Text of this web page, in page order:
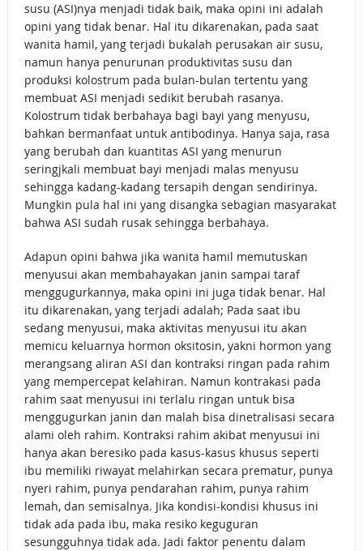
susu (ASI)nya menjadi tidak baik, maka opini ini adalah
opini yang tidak benar. Hal itu dikarenakan, pada saat
wanita hamil, yang terjadi bukalah perusakan air susu,
namun hanya penurunan produktivitas susu dan
produksi kolostrum pada bulan-bulan tertentu yang
membuat ASI menjadi sedikit berubah rasanya.
Kolostrum tidak berbahaya bagi bayi yang menyusu,
bahkan bermanfaat untuk antibodinya. Hanya saja, rasa
yang berubah dan kuantitas ASI yang menurun
seringjkali membuat bayi menjadi malas menyusu
sehingga kadang-kadang tersapih dengan sendirinya.
Mungkin pula hal ini yang disangka sebagian masyarakat
bahwa ASI sudah rusak sehingga berbahaya.
Adapun opini bahwa jika wanita hamil memutuskan
menyusui akan membahayakan janin sampai taraf
menggugurkannya, maka opini ini juga tidak benar. Hal
itu dikarenakan, yang terjadi adalah; Pada saat ibu
sedang menyusui, maka aktivitas menyusui itu akan
memicu keluarnya hormon oksitosin, yakni hormon yang
merangsang aliran ASI dan kontraksi ringan pada rahim
yang mempercepat kelahiran. Namun kontrakasi pada
rahim saat menyusui ini terlalu ringan untuk bisa
menggugurkan janin dan malah bisa dinetralisasi secara
alami oleh rahim. Kontraksi rahim akibat menyusui ini
hanya akan beresiko pada kasus-kasus khusus seperti
ibu memiliki riwayat melahirkan secara prematur, punya
nyeri rahim, punya pendarahan rahim, punya rahim
lemah, dan semisalnya. Jika kondisi-kondisi khusus ini
tidak ada pada ibu, maka resiko keguguran
sesungguhnya tidak ada. Jadi faktor penentu dalam